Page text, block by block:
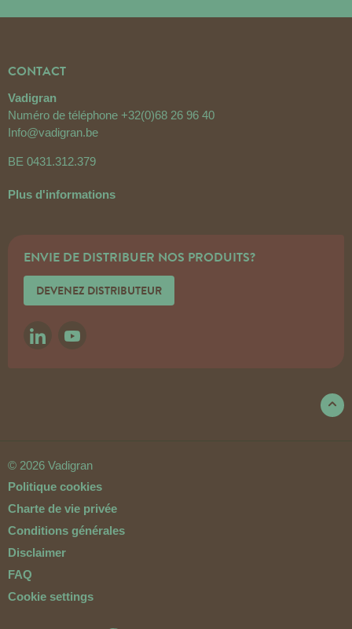
CONTACT
Vadigran
Numéro de téléphone +32(0)68 26 96 40
Info@vadigran.be
BE 0431.312.379
Plus d'informations
ENVIE DE DISTRIBUER NOS PRODUITS?
DEVENEZ DISTRIBUTEUR
LINKEDINYOUTUBE
© 2026 Vadigran
Politique cookies
Charte de vie privée
Conditions générales
Disclaimer
FAQ
Cookie settings